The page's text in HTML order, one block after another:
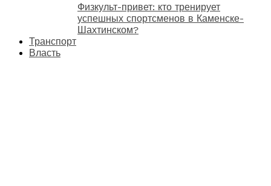
Физкульт-привет: кто тренирует
успешных спортсменов в Каменске-
Шахтинском?
Транспорт
Власть